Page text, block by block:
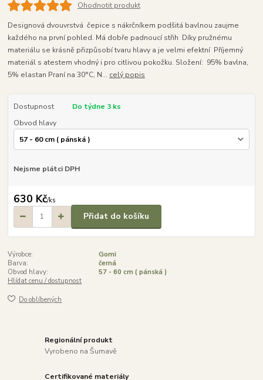
Ohodnotit produkt
Designová dvouvrstvá čepice s nákrčníkem podšitá bavlnou zaujme
každého na první pohled. Má dobře padnoucí střih Díky pružnému
materiálu se krásně přizpůsobí tvaru hlavy a je velmi efektní Příjemný
materiál s atestem vhodný i pro citlivou pokožku. Složení: 95% bavlna,
5% elastan Praní na 30°C, N... celý popis
Dostupnost
Do týdne 3 ks
Obvod hlavy
Nejsme plátci DPH
630 Kč/ks
Přidat do košíku
Výrobce:
Gomi
Barva:
černá
Obvod hlavy:
57 - 60 cm ( pánská )
Hlídat cenu / dostupnost
Do oblíbených
Regionální produkt
Vyrobeno na Šumavě
Certifikované materiály